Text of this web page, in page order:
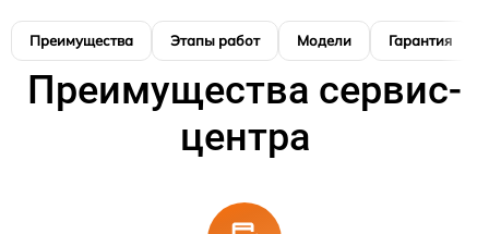
Преимущества Этапы работ Модели Гарантия
Преимущества сервис-
центра